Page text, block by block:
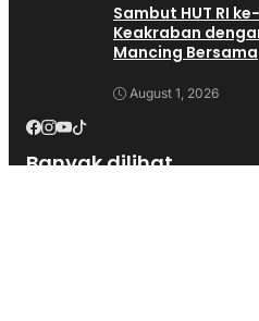
Sambut HUT RI
Keakraban
Mancing Bersama
August 1, 2026
Banyak dilihat